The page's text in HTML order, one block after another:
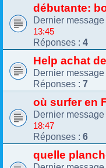
débutante:
Dernier message
13:45
Réponses : 4
Help achat
Dernier message
Réponses : 7
où surfer en
Dernier message
18:47
Réponses : 6
quelle